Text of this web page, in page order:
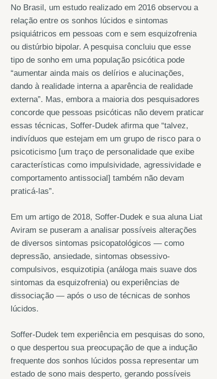
No Brasil, um estudo realizado em 2016 observou a
relação entre os sonhos lúcidos e sintomas
psiquiátricos em pessoas com e sem esquizofrenia
ou distúrbio bipolar. A pesquisa concluiu que esse
tipo de sonho em uma população psicótica pode
“aumentar ainda mais os delírios e alucinações,
dando à realidade interna a aparência de realidade
externa”. Mas, embora a maioria dos pesquisadores
concorde que pessoas psicóticas não devem praticar
essas técnicas, Soffer-Dudek afirma que “talvez,
indivíduos que estejam em um grupo de risco para o
psicoticismo [um traço de personalidade que exibe
características como impulsividade, agressividade e
comportamento antissocial] também não devam
praticá-las”.
Em um artigo de 2018, Soffer-Dudek e sua aluna Liat
Aviram se puseram a analisar possíveis alterações
de diversos sintomas psicopatológicos — como
depressão, ansiedade, sintomas obsessivo-
compulsivos, esquizotipia (análoga mais suave dos
sintomas da esquizofrenia) ou experiências de
dissociação — após o uso de técnicas de sonhos
lúcidos.
Soffer-Dudek tem experiência em pesquisas do sono,
o que despertou sua preocupação de que a indução
frequente dos sonhos lúcidos possa representar um
estado de sono mais desperto, gerando possíveis